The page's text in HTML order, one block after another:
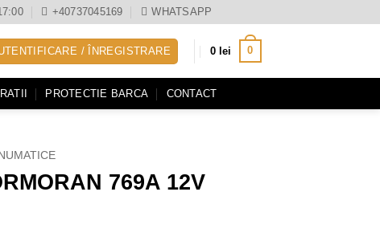
+40737045169 WHATSAPP
/ ÎNREGISTRARE 0 lei 0
PROTECTIE BARCA CONTACT
769A 12V